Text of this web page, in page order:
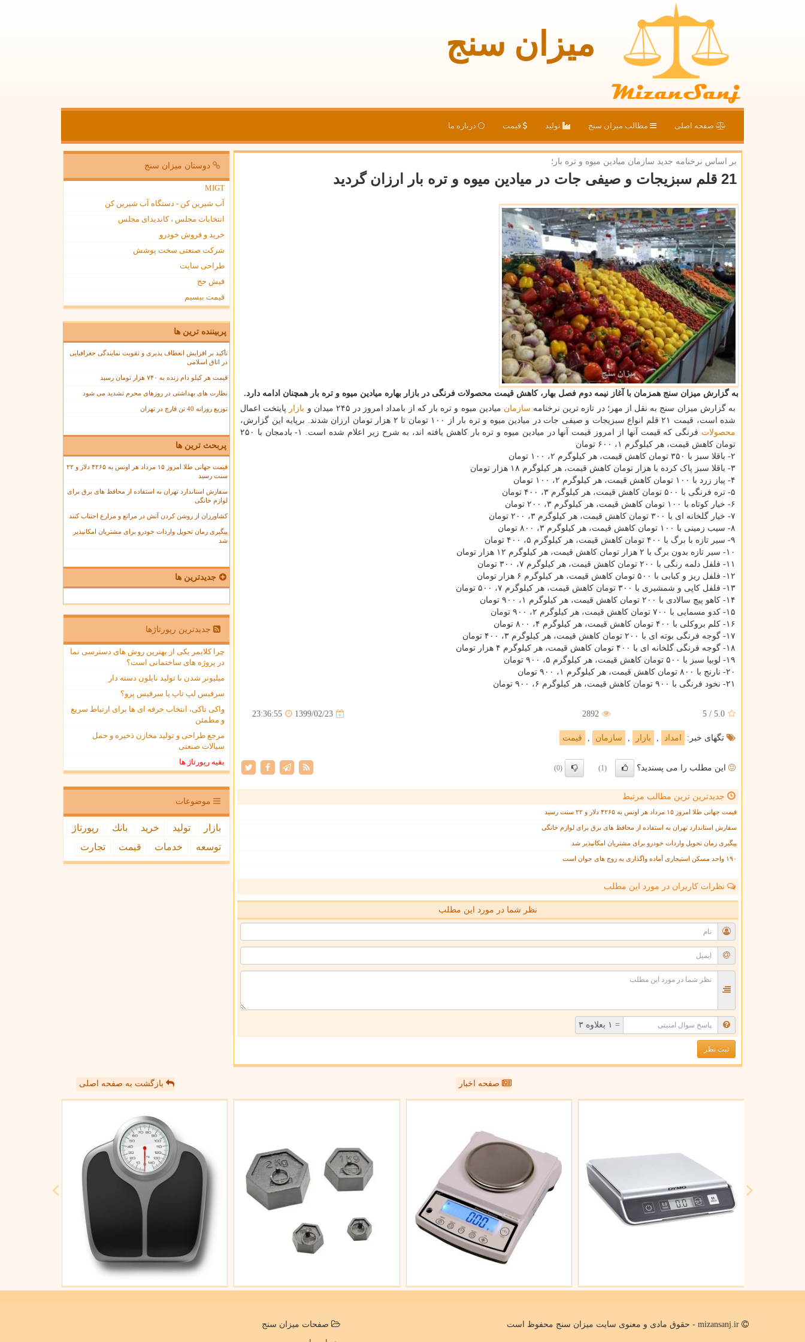
میزان سنج
صفحه اصلی مطالب میزان سنج تولید قیمت درباره ما
بر اساس نرخنامه جدید سازمان میادین میوه و تره بار؛
21 قلم سبزیجات و صیفی جات در میادین میوه و تره بار ارزان گردید
به گزارش میزان سنج همزمان با آغاز نیمه دوم فصل بهار، كاهش قیمت محصولات فرنگی در بازار بهاره میادین میوه و تره بار همچنان ادامه دارد.
به گزارش میزان سنج به نقل از مهر؛ در تازه ترین نرخنامه سازمان میادین میوه و تره بار که از بامداد امروز در ۲۴۵ میدان و بازار پایتخت اعمال
شده است، قیمت ۲۱ قلم انواع سبزیجات و صیفی جات در میادین میوه و تره بار از ۱۰۰ تومان تا ۲ هزار تومان ارزان شدند. برپایه این گزارش،
محصولات
فرنگی که قیمت آنها از امروز قیمت آنها در میادین میوه و تره بار کاهش یافته اند، به شرح زیر اعلام شده است. ۱- بادمجان با ۲۵۰
تومان کاهش قیمت، هر کیلوگرم ۱، ۶۰۰ تومان
۲- باقلا سبز با ۳۵۰ تومان کاهش قیمت، هر کیلوگرم ۲، ۱۰۰ تومان
۳- باقلا سبز پاک کرده با هزار تومان کاهش قیمت، هر کیلوگرم ۱۸ هزار تومان
۴- پیاز زرد با ۱۰۰ تومان کاهش قیمت، هر کیلوگرم ۲، ۱۰۰ تومان
۵- تره فرنگی با ۵۰۰ تومان کاهش قیمت، هر کیلوگرم ۳، ۴۰۰ تومان
۶- خیار کوتاه با ۱۰۰ تومان کاهش قیمت، هر کیلوگرم ۳، ۲۰۰ تومان
۷- خیار گلخانه ای با ۳۰۰ تومان کاهش قیمت، هر کیلوگرم ۳، ۲۰۰ تومان
۸- سیب زمینی با ۱۰۰ تومان کاهش قیمت، هر کیلوگرم ۳، ۸۰۰ تومان
۹- سیر تازه با برگ با ۴۰۰ تومان کاهش قیمت، هر کیلوگرم ۵، ۴۰۰ تومان
۱۰- سیر تازه بدون برگ با ۲ هزار تومان کاهش قیمت، هر کیلوگرم ۱۲ هزار تومان
۱۱- فلفل دلمه رنگی با ۲۰۰ تومان کاهش قیمت، هر کیلوگرم ۷، ۳۰۰ تومان
۱۲- فلفل ریز و کبابی با ۵۰۰ تومان کاهش قیمت، هر کیلوگرم ۶ هزار تومان
۱۳- فلفل کاپی و شمشیری با ۳۰۰ تومان کاهش قیمت، هر کیلوگرم ۷، ۵۰۰ تومان
۱۴- کاهو پیچ سالادی با ۲۰۰ تومان کاهش قیمت، هر کیلوگرم ۱، ۹۰۰ تومان
۱۵- کدو مسمایی با ۷۰۰ تومان کاهش قیمت، هر کیلوگرم ۲، ۹۰۰ تومان
۱۶- کلم بروکلی با ۴۰۰ تومان کاهش قیمت، هر کیلوگرم ۴، ۸۰۰ تومان
۱۷- گوجه فرنگی بوته ای با ۲۰۰ تومان کاهش قیمت، هر کیلوگرم ۳، ۴۰۰ تومان
۱۸- گوجه فرنگی گلخانه ای با ۴۰۰ تومان کاهش قیمت، هر کیلوگرم ۴ هزار تومان
۱۹- لوبیا سبز با ۵۰۰ تومان کاهش قیمت، هر کیلوگرم ۵، ۹۰۰ تومان
۲۰- نارنج با ۸۰۰ تومان کاهش قیمت، هر کیلوگرم ۱، ۹۰۰ تومان
۲۱- نخود فرنگی با ۹۰۰ تومان کاهش قیمت، هر کیلوگرم ۶، ۹۰۰ تومان
5.0
/
5
2892
1399/02/23
23:36:55
تگهای خبر: امداد , بازار , سازمان , قیمت
این مطلب را می پسندید؟ (1)
(0)
جدیدترین ترین مطالب مرتبط
قیمت جهانی طلا امروز ۱۵ مرداد هر اونس به ۴۲۶۵ دلار و ۲۲ سنت رسید
سفارش استاندارد تهران به استفاده از محافظ های برق برای لوازم خانگی
پیگیری زمان تحویل واردات خودرو برای مشتریان امکانپذیر شد
۱۹۰ واحد مسکن استیجاری آماده واگذاری به زوج های جوان است
نظرات کاربران در مورد این مطلب
نظر شما در مورد این مطلب
= ۱ بعلاوه ۳
دوستان میزان سنج
MIGT
آب شیرین کن - دستگاه آب شیرین کن
انتخابات مجلس ، کاندیدای مجلس
خرید و فروش خودرو
شرکت صنعتی سخت پوشش
طراحی سایت
فیش حج
قیمت بیسیم
پربیننده ترین ها
تأکید بر افزایش انعطاف پذیری و تقویت نمایندگی جغرافیایی
در اتاق اسلامی
قیمت هر کیلو دام زنده به ۷۴۰ هزار تومان رسید
نظارت های بهداشتی در روزهای محرم تشدید می شود
توزیع روزانه 40 تن قارچ در تهران
پربحث ترین ها
قیمت جهانی طلا امروز ۱۵ مرداد هر اونس به ۴۲۶۵ دلار و ۲۲
سنت رسید
سفارش استاندارد تهران به استفاده از محافظ های برق برای
لوازم خانگی
کشاورزان از روشن کردن آتش در مراتع و مزارع اجتناب کنند
پیگیری زمان تحویل واردات خودرو برای مشتریان امکانپذیر
شد
جدیدترین ها
جدیدترین رپورتاژها
چرا کلایمر یکی از بهترین روش های دسترسی نما
در پروژه های ساختمانی است؟
میلیونر شدن با تولید نایلون دسته دار
سرفیس لپ تاپ یا سرفیس پرو؟
واکی تاکی، انتخاب حرفه ای ها برای ارتباط سریع
و مطمئن
مرجع طراحی و تولید مخازن ذخیره و حمل
سیالات صنعتی
بقیه رپورتاژ ها
موضوعات
بازار تولید خرید بانك
رپورتاژ
توسعه
خدمات قیمت تجارت
صفحه اخبار بازگشت به صفحه اصلی
صفحات میزان سنج